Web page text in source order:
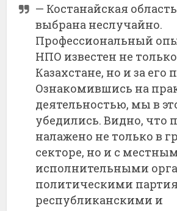
— Костанайская
выбрана неслучайно.
Профессиональный
НПО известен не
Казахстане, но и за его
Ознакомившись на
деятельностью, мы в
убедились. Видно, что
налажено не только в
секторе, но и с
исполнительными
политическими
республиканскими и